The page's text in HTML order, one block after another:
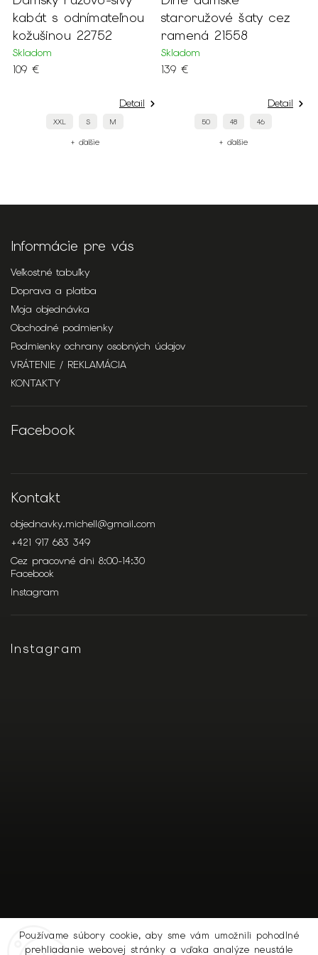
Používame súbory cookie, aby sme vám umožnili pohodlné
prehliadanie webovej stránky a vďaka analýze neustále
kabát s odnímateľnou
kožušinou 22752
Skladom
109 €
Detail
XXL S M
+ ďalšie
staroružové šaty cez
ramená 21558
Skladom
139 €
Detail
50 48 46
+ ďalšie
Informácie pre vás
Veľkostné tabuľky
Doprava a platba
Moja objednávka
Obchodné podmienky
Podmienky ochrany osobných údajov
VRÁTENIE / REKLAMÁCIA
KONTAKTY
Facebook
Kontakt
objednavky.michell@gmail.com
+421 917 683 349
Cez pracovné dni 8:00-14:30
Facebook
Instagram
Instagram